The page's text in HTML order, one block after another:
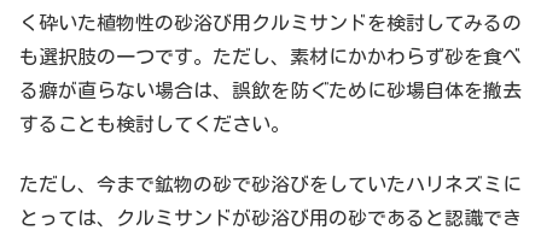
く砕いた植物性の砂浴び用クルミサンドを検討してみるの
も選択肢の一つです。ただし、素材にかかわらず砂を食べ
る癖が直らない場合は、誤飲を防ぐために砂場自体を撤去
することも検討してください。
ただし、今まで鉱物の砂で砂浴びをしていたハリネズミに
とっては、クルミサンドが砂浴び用の砂であると認識でき